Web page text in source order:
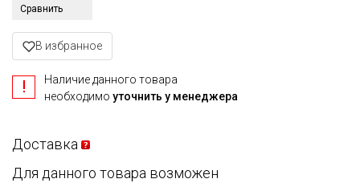
Сравнить
В избранное
Наличие данного товара
необходимо уточнить у менеджера
Доставка
Для данного товара возможен